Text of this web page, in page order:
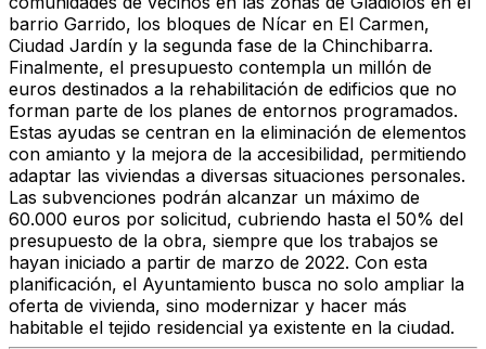
barrio Garrido, los bloques de Nícar en El Carmen,
Ciudad Jardín y la segunda fase de la Chinchibarra.
Finalmente, el presupuesto contempla un millón de
euros destinados a la rehabilitación de edificios que no
forman parte de los planes de entornos programados.
Estas ayudas se centran en la eliminación de elementos
con amianto y la mejora de la accesibilidad, permitiendo
adaptar las viviendas a diversas situaciones personales.
Las subvenciones podrán alcanzar un máximo de
60.000 euros por solicitud, cubriendo hasta el 50% del
presupuesto de la obra, siempre que los trabajos se
hayan iniciado a partir de marzo de 2022. Con esta
planificación, el Ayuntamiento busca no solo ampliar la
oferta de vivienda, sino modernizar y hacer más
habitable el tejido residencial ya existente en la ciudad.